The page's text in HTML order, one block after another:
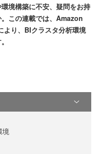
境構築に不安、疑問をお持
この連載では、Amazon
り、BIクラスタ分析環境
境